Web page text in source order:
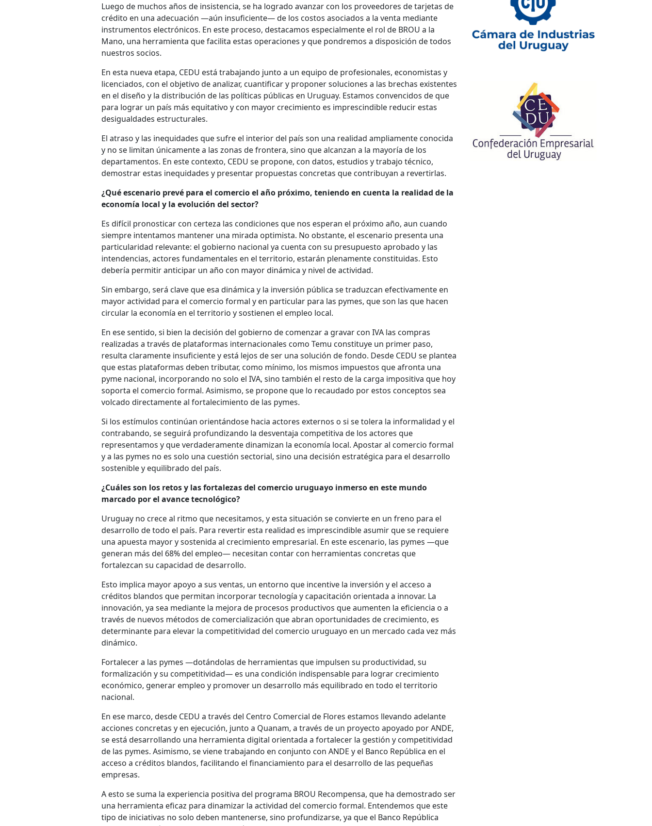
Luego de muchos años de insistencia, se ha logrado avanzar con los proveedores de tarjetas de
crédito en una adecuación —aún insuficiente— de los costos asociados a la venta mediante
instrumentos electrónicos. En este proceso, destacamos especialmente el rol de BROU a la
Mano, una herramienta que facilita estas operaciones y que pondremos a disposición de todos
nuestros socios.
En esta nueva etapa, CEDU está trabajando junto a un equipo de profesionales, economistas y
licenciados, con el objetivo de analizar, cuantificar y proponer soluciones a las brechas existentes
en el diseño y la distribución de las políticas públicas en Uruguay. Estamos convencidos de que
para lograr un país más equitativo y con mayor crecimiento es imprescindible reducir estas
desigualdades estructurales.
El atraso y las inequidades que sufre el interior del país son una realidad ampliamente conocida
y no se limitan únicamente a las zonas de frontera, sino que alcanzan a la mayoría de los
departamentos. En este contexto, CEDU se propone, con datos, estudios y trabajo técnico,
demostrar estas inequidades y presentar propuestas concretas que contribuyan a revertirlas.
¿Qué escenario prevé para el comercio el año próximo, teniendo en cuenta la realidad de la
economía local y la evolución del sector?
Es difícil pronosticar con certeza las condiciones que nos esperan el próximo año, aun cuando
siempre intentamos mantener una mirada optimista. No obstante, el escenario presenta una
particularidad relevante: el gobierno nacional ya cuenta con su presupuesto aprobado y las
intendencias, actores fundamentales en el territorio, estarán plenamente constituidas. Esto
debería permitir anticipar un año con mayor dinámica y nivel de actividad.
Sin embargo, será clave que esa dinámica y la inversión pública se traduzcan efectivamente en
mayor actividad para el comercio formal y en particular para las pymes, que son las que hacen
circular la economía en el territorio y sostienen el empleo local.
En ese sentido, si bien la decisión del gobierno de comenzar a gravar con IVA las compras
realizadas a través de plataformas internacionales como Temu constituye un primer paso,
resulta claramente insuficiente y está lejos de ser una solución de fondo. Desde CEDU se plantea
que estas plataformas deben tributar, como mínimo, los mismos impuestos que afronta una
pyme nacional, incorporando no solo el IVA, sino también el resto de la carga impositiva que hoy
soporta el comercio formal. Asimismo, se propone que lo recaudado por estos conceptos sea
volcado directamente al fortalecimiento de las pymes.
Si los estímulos continúan orientándose hacia actores externos o si se tolera la informalidad y el
contrabando, se seguirá profundizando la desventaja competitiva de los actores que
representamos y que verdaderamente dinamizan la economía local. Apostar al comercio formal
y a las pymes no es solo una cuestión sectorial, sino una decisión estratégica para el desarrollo
sostenible y equilibrado del país.
¿Cuáles son los retos y las fortalezas del comercio uruguayo inmerso en este mundo
marcado por el avance tecnológico?
Uruguay no crece al ritmo que necesitamos, y esta situación se convierte en un freno para el
desarrollo de todo el país. Para revertir esta realidad es imprescindible asumir que se requiere
una apuesta mayor y sostenida al crecimiento empresarial. En este escenario, las pymes —que
generan más del 68% del empleo— necesitan contar con herramientas concretas que
fortalezcan su capacidad de desarrollo.
Esto implica mayor apoyo a sus ventas, un entorno que incentive la inversión y el acceso a
créditos blandos que permitan incorporar tecnología y capacitación orientada a innovar. La
innovación, ya sea mediante la mejora de procesos productivos que aumenten la eficiencia o a
través de nuevos métodos de comercialización que abran oportunidades de crecimiento, es
determinante para elevar la competitividad del comercio uruguayo en un mercado cada vez más
dinámico.
Fortalecer a las pymes —dotándolas de herramientas que impulsen su productividad, su
formalización y su competitividad— es una condición indispensable para lograr crecimiento
económico, generar empleo y promover un desarrollo más equilibrado en todo el territorio
nacional.
En ese marco, desde CEDU a través del Centro Comercial de Flores estamos llevando adelante
acciones concretas y en ejecución, junto a Quanam, a través de un proyecto apoyado por ANDE,
se está desarrollando una herramienta digital orientada a fortalecer la gestión y competitividad
de las pymes. Asimismo, se viene trabajando en conjunto con ANDE y el Banco República en el
acceso a créditos blandos, facilitando el financiamiento para el desarrollo de las pequeñas
empresas.
A esto se suma la experiencia positiva del programa BROU Recompensa, que ha demostrado ser
una herramienta eficaz para dinamizar la actividad del comercio formal. Entendemos que este
tipo de iniciativas no solo deben mantenerse, sino profundizarse, ya que el Banco República